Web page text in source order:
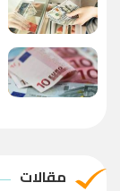
مقالات